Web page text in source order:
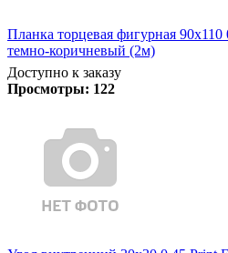
Планка торцевая фигурная
темно-коричневый (2м)
Доступно к заказу
Просмотры: 122